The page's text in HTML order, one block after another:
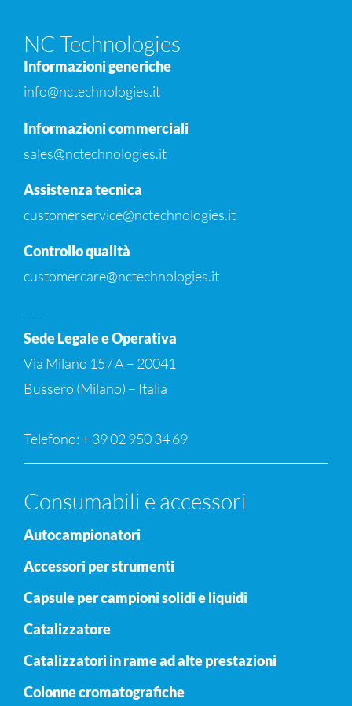
NC Technologies
Informazioni generiche
info@nctechnologies.it
Informazioni commerciali
sales@nctechnologies.it
Assistenza tecnica
customerservice@nctechnologies.it
Controllo qualità
customercare@nctechnologies.it
——-
Sede Legale e Operativa
Via Milano 15 / A – 20041
Bussero (Milano) – Italia
Telefono: + 39 02 950 34 69
Consumabili e accessori
Autocampionatori
Accessori per strumenti
Capsule per campioni solidi e liquidi
Catalizzatore
Catalizzatori in rame ad alte prestazioni
Colonne cromatografiche